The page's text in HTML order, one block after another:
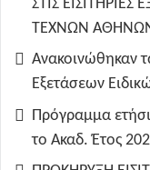
ΣΤΙΣ ΕΙΣΙΤΗΡΙΕΣ
ΤΕΧΝΩΝ ΑΘΗΝΩΝ
Ανακοινώθηκαν
Εξετάσεων
Πρόγραμμα
το Ακαδ. Έτος